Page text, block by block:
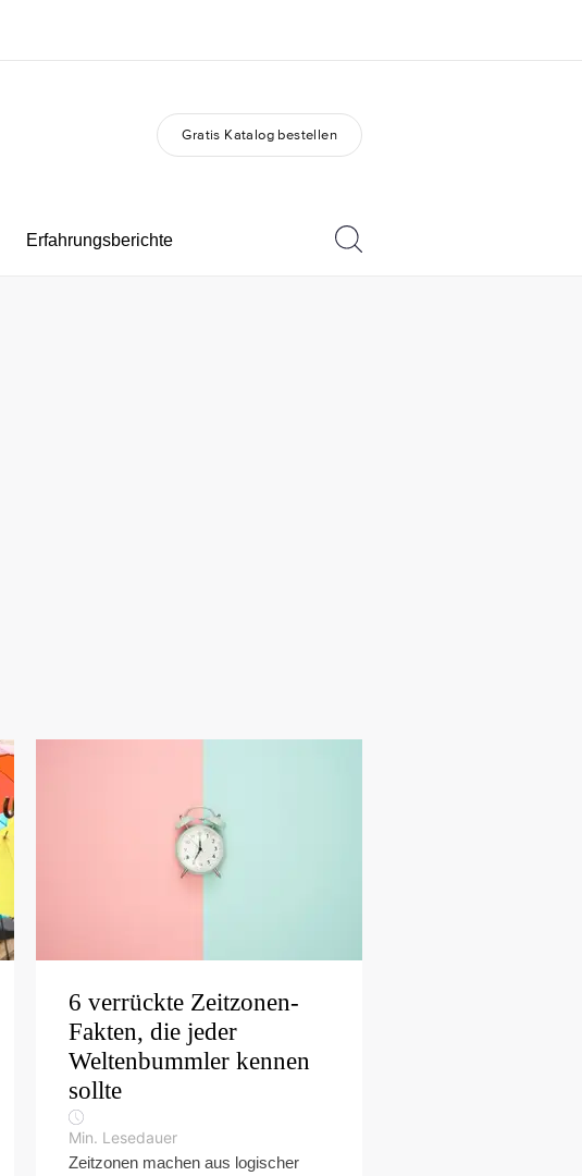
Karriere
Gratis Katalog bestellen
Erfahrungsberichte
6 verrückte Zeitzonen-
Fakten, die jeder
Weltenbummler kennen
sollte
Min. Lesedauer
Zeitzonen machen aus logischer